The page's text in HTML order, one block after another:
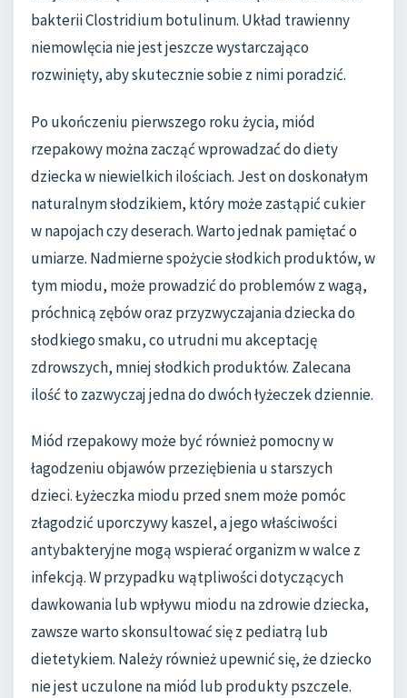
bakterii Clostridium botulinum. Układ trawienny
niemowlęcia nie jest jeszcze wystarczająco
rozwinięty, aby skutecznie sobie z nimi poradzić.
Po ukończeniu pierwszego roku życia, miód
rzepakowy można zacząć wprowadzać do diety
dziecka w niewielkich ilościach. Jest on doskonałym
naturalnym słodzikiem, który może zastąpić cukier
w napojach czy deserach. Warto jednak pamiętać o
umiarze. Nadmierne spożycie słodkich produktów, w
tym miodu, może prowadzić do problemów z wagą,
próchnicą zębów oraz przyzwyczajania dziecka do
słodkiego smaku, co utrudni mu akceptację
zdrowszych, mniej słodkich produktów. Zalecana
ilość to zazwyczaj jedna do dwóch łyżeczek dziennie.
Miód rzepakowy może być również pomocny w
łagodzeniu objawów przeziębienia u starszych
dzieci. Łyżeczka miodu przed snem może pomóc
złagodzić uporczywy kaszel, a jego właściwości
antybakteryjne mogą wspierać organizm w walce z
infekcją. W przypadku wątpliwości dotyczących
dawkowania lub wpływu miodu na zdrowie dziecka,
zawsze warto skonsultować się z pediatrą lub
dietetykiem. Należy również upewnić się, że dziecko
nie jest uczulone na miód lub produkty pszczele.